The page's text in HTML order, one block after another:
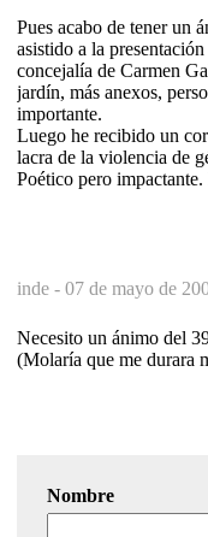
Pues acabo de tener un
asistido a la
concejalía de Carmen
jardín, más anexos,
importante.
Luego he recibido un
lacra de la violencia de
Poético pero
inde - 07 de mayo de
Necesito un ánimo del
(Molaría que me durara
Nombre